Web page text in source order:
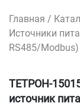
Главная /
Источники
RS485/Modbus)
ТЕТРОН-
источник